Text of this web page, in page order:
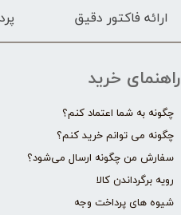
ارائه فاکتور دقیق
راهنمای خرید
چگونه به شما اعتماد کنم؟
چگونه می توانم خرید کنم؟
سفارش من چگونه ارسال می‌شود؟
رویه برگرداندن کالا
شیوه های پرداخت وجه